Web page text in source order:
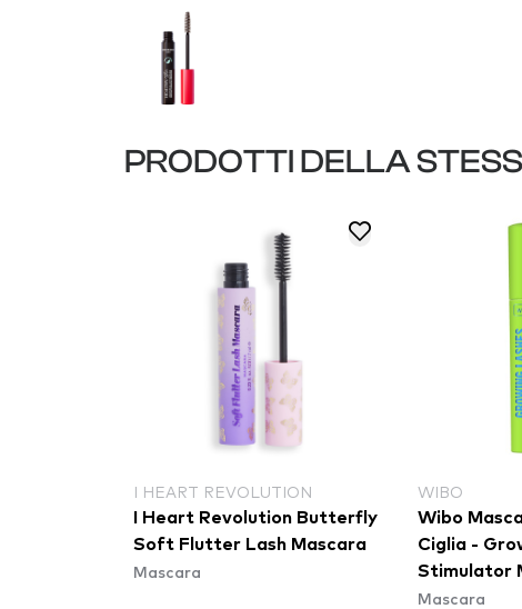
PRODOTTI DELLA
I HEART REVOLUTION
I Heart Revolution Butterfly
Soft Flutter Lash Mascara
Mascara
WIBO
Wibo
Ciglia -
Stimulator
(OC096)
Mascara